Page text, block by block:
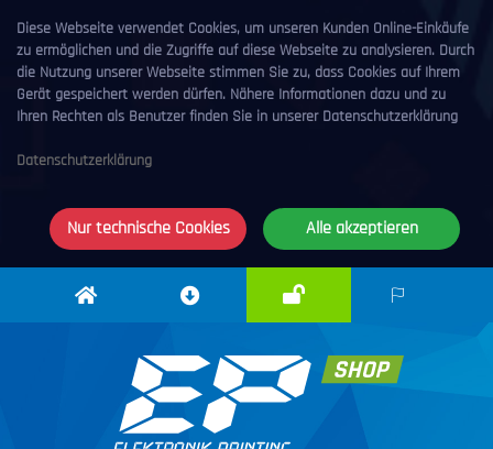
Diese Webseite verwendet Cookies, um unseren Kunden Online-Einkäufe
zu ermöglichen und die Zugriffe auf diese Webseite zu analysieren. Durch
die Nutzung unserer Webseite stimmen Sie zu, dass Cookies auf Ihrem
Gerät gespeichert werden dürfen. Nähere Informationen dazu und zu
Ihren Rechten als Benutzer finden Sie in unserer Datenschutzerklärung
Datenschutzerklärung
Nur technische Cookies Alle akzeptieren
Elektronik
Downloadcenter